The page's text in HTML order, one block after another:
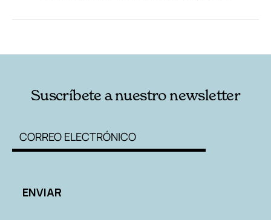
Suscríbete a nuestro newsletter